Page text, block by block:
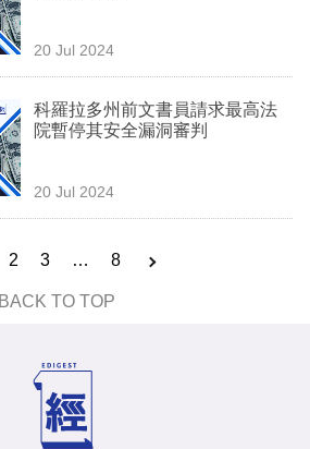
20 Jul 2024
科羅拉多州前文書員請求最高法
院暫停其安全漏洞審判
20 Jul 2024
2 3 … 8
BACK TO TOP